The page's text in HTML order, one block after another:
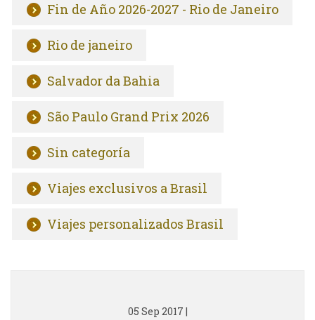
Fin de Año 2026-2027 - Rio de Janeiro
Rio de janeiro
Salvador da Bahia
São Paulo Grand Prix 2026
Sin categoría
Viajes exclusivos a Brasil
Viajes personalizados Brasil
05 Sep 2017 |